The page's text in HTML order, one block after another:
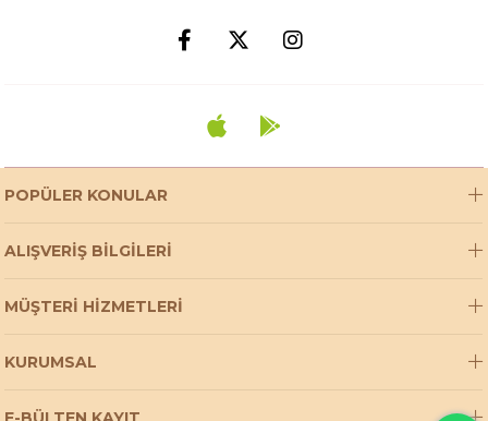
POPÜLER KONULAR
ALIŞVERİŞ BİLGİLERİ
MÜŞTERİ HİZMETLERİ
KURUMSAL